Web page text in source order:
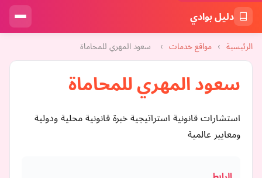
دليل بوادي
الرئيسية › مواقع خدمات › سعود المهري للمحاماة
سعود المهري للمحاماة
استشارات قانونية استراتيجية خبرة قانونية محلية ودولية
ومعايير عالمية